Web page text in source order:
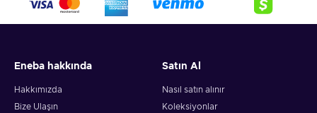
Eneba hakkında
Hakkımızda
Bize Ulaşın
Satın Al
Nasıl satın alınır
Koleksiyonlar